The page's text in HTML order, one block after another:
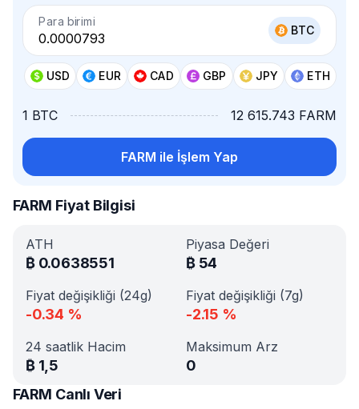
Para birimi
BTC
USD EUR CAD GBP JPY ETH
1 BTC 12 615.743 FARM
FARM ile İşlem Yap
FARM Fiyat Bilgisi
ATH
₿ 0.0638551
Piyasa Değeri
₿ 54
Fiyat değişikliği (24g)
-0.34 %
Fiyat değişikliği (7g)
-2.15 %
24 saatlik Hacim
₿ 1,5
Maksimum Arz
0
FARM Canlı Veri